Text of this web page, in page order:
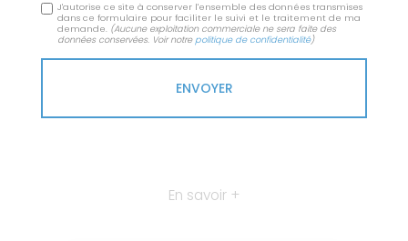
J'autorise ce site à conserver l'ensemble des données transmises
dans ce formulaire pour faciliter le suivi et le traitement de ma
demande. (Aucune exploitation commerciale ne sera faite des
données conservées. Voir notre politique de confidentialité)
En savoir +